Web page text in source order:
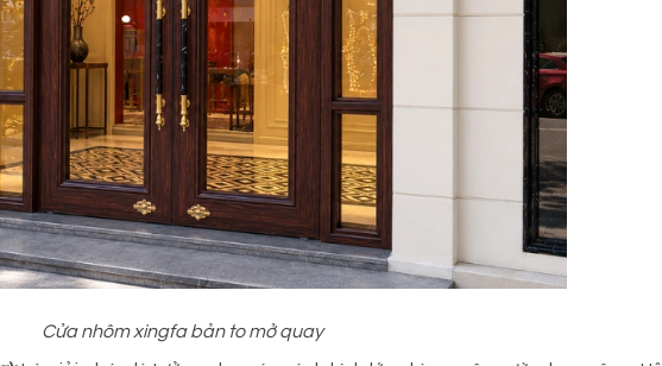
Cửa nhôm xingfa bản to mở quay